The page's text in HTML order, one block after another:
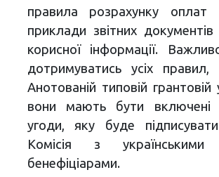
правила розрахунку оплат
приклади звітних
корисної інформації.
дотримуватись усіх
Анотованій типовій грантовій
вони мають бути включені
угоди, яку буде
Комісія з
бенефіціарами.